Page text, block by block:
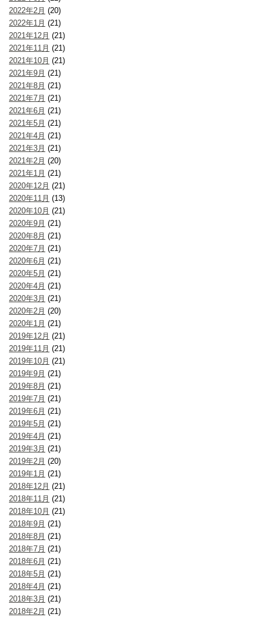
2022年2月 (20)
2022年1月 (21)
2021年12月 (21)
2021年11月 (21)
2021年10月 (21)
2021年9月 (21)
2021年8月 (21)
2021年7月 (21)
2021年6月 (21)
2021年5月 (21)
2021年4月 (21)
2021年3月 (21)
2021年2月 (20)
2021年1月 (21)
2020年12月 (21)
2020年11月 (13)
2020年10月 (21)
2020年9月 (21)
2020年8月 (21)
2020年7月 (21)
2020年6月 (21)
2020年5月 (21)
2020年4月 (21)
2020年3月 (21)
2020年2月 (20)
2020年1月 (21)
2019年12月 (21)
2019年11月 (21)
2019年10月 (21)
2019年9月 (21)
2019年8月 (21)
2019年7月 (21)
2019年6月 (21)
2019年5月 (21)
2019年4月 (21)
2019年3月 (21)
2019年2月 (20)
2019年1月 (21)
2018年12月 (21)
2018年11月 (21)
2018年10月 (21)
2018年9月 (21)
2018年8月 (21)
2018年7月 (21)
2018年6月 (21)
2018年5月 (21)
2018年4月 (21)
2018年3月 (21)
2018年2月 (21)